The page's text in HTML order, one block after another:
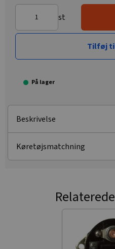
st
Tilføj
På lager
Beskrivelse
Køretøjsmatchning